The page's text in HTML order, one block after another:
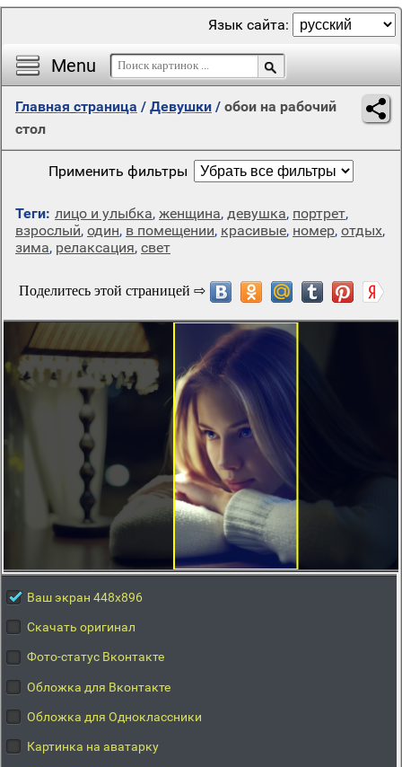
Menu
Язык сайта:
Главная страница / Девушки / обои на рабочий
стол
Применить фильтры
Теги: лицо и улыбка, женщина, девушка, портрет,
взрослый, один, в помещении, красивые, номер, отдых,
зима, релаксация, свет
Ваш экран 448x896
Скачать оригинал
Фото-статус Вконтакте
Обложка для Вконтакте
Обложка для Одноклассники
Картинка на аватарку